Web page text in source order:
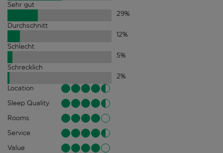
Sehr gut
29%
Durchschnitt
12%
Schlecht
5%
Schrecklich
2%
Location
Sleep Quality
Rooms
Service
Value